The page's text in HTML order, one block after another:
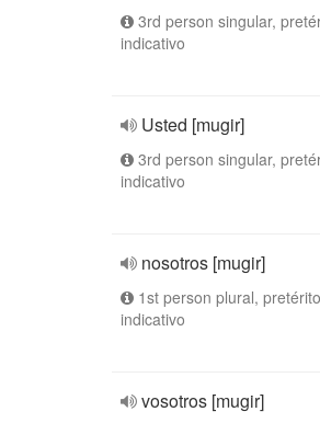
3rd person singular,
indicativo
Usted [mugir]
3rd person singular,
indicativo
nosotros [mugir]
1st person plural,
indicativo
vosotros [mugir]